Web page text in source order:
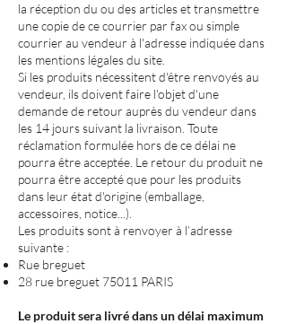
la réception du ou des articles et transmettre
une copie de ce courrier par fax ou simple
courrier au vendeur à l'adresse indiquée dans
les mentions légales du site.
Si les produits nécessitent d'être renvoyés au
vendeur, ils doivent faire l'objet d'une
demande de retour auprès du vendeur dans
les 14 jours suivant la livraison. Toute
réclamation formulée hors de ce délai ne
pourra être acceptée. Le retour du produit ne
pourra être accepté que pour les produits
dans leur état d'origine (emballage,
accessoires, notice...).
Les produits sont à renvoyer à l’adresse
suivante :
Rue breguet
28 rue breguet 75011 PARIS
Le produit sera livré dans un délai maximum